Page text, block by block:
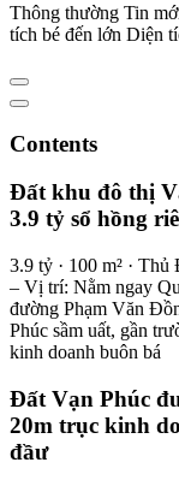
Thông thường Tin
tích bé đến lớn Diện
Contents
Đất khu đô thị
3.9 tỷ sổ hồng
3.9 tỷ · 100 m² ·
– Vị trí: Nằm ngay
đường Phạm Văn
Phúc sầm uất, gần
kinh doanh buôn bá
Đất Vạn Phúc
20m trục kinh
đầư